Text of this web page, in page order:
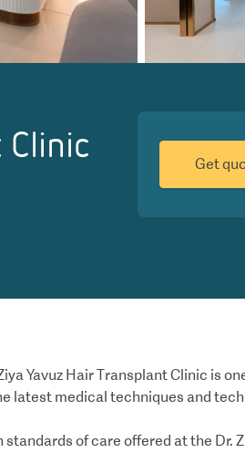
Clinic Get
Yavuz Hair Transplant Clinic is
latest medical techniques and
standards of care offered at the Dr.